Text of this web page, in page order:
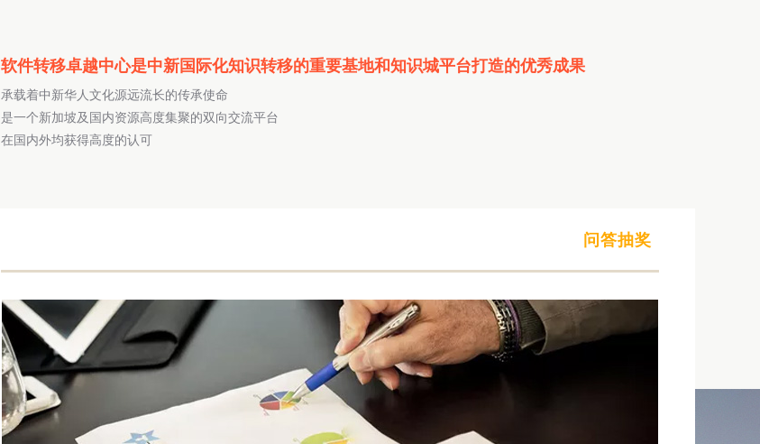
软件转移卓越中心是中新国际化知识转移的重要基地和知识城平台打造的优秀成果
承载着中新华人文化源远流长的传承使命
是一个新加坡及国内资源高度集聚的双向交流平台
在国内外均获得高度的认可
问答抽奖